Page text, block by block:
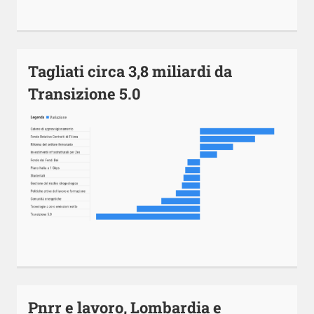
Tagliati circa 3,8 miliardi da
Transizione 5.0
Pnrr e lavoro, Lombardia e